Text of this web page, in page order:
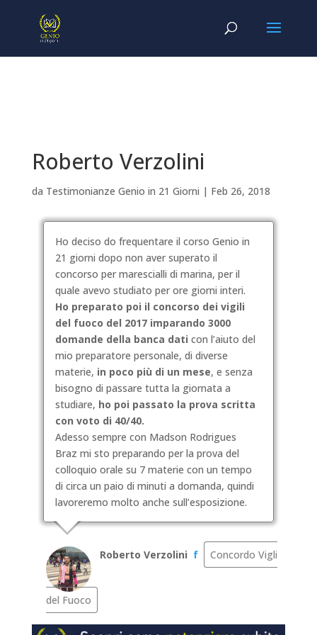
Roberto Verzolini
da Testimonianze Genio in 21 Giorni | Feb 26, 2018
Ho deciso do frequentare il corso Genio in
21 giorni dopo non aver superato il
concorso per marescialli di marina, per il
quale avevo studiato per ore giorni interi.
Ho preparato poi il concorso dei vigili
del fuoco del 2017 imparando 3000
domande della banca dati con l’aiuto del
mio preparatore personale, di diverse
materie, in poco più di un mese, e senza
bisogno di passare tutta la giornata a
studiare, ho poi passato la prova scritta
con voto di 40/40.
Adesso sempre con Madson Rodrigues
Braz mi sto preparando per la prova del
colloquio orale su 7 materie con un tempo
di circa un paio di minuti a domanda, quindi
lavoreremo molto anche sull’esposizione.
Roberto Verzolini f Concordo Vigli
del Fuoco